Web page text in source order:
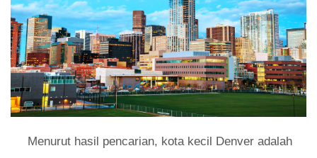
Menurut hasil pencarian, kota kecil Denver adalah